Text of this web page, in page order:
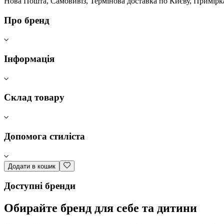
Про бренд
Інформація
Склад товару
Допомога стиліста
Додати в кошик
Доступні бренди
Обирайте бренд для себе та дитини